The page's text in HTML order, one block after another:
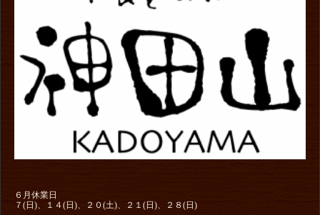
６月休業日
７(日)、１４(日)、２０(土)、２１(日)、２８(日)